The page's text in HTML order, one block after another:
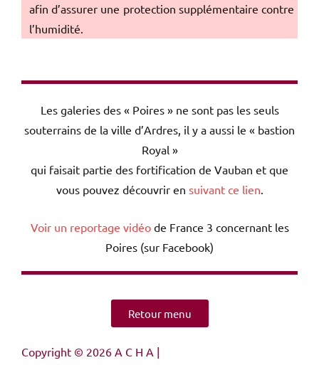
afin d’assurer une protection supplémentaire contre
l’humidité.
Les galeries des « Poires » ne sont pas les seuls
souterrains de la ville d’Ardres, il y a aussi le « bastion
Royal »
qui faisait partie des fortification de Vauban et que
vous pouvez découvrir en suivant ce lien
Voir un reportage vidéo de France 3 concernant les
Poires (sur Facebook)
Retour menu
Copyright © 2026 A C H A |